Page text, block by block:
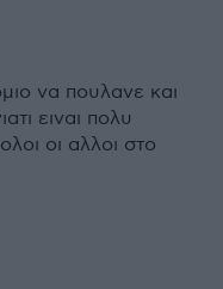
να πουλανε και
ειναι πολυ
οι αλλοι στο